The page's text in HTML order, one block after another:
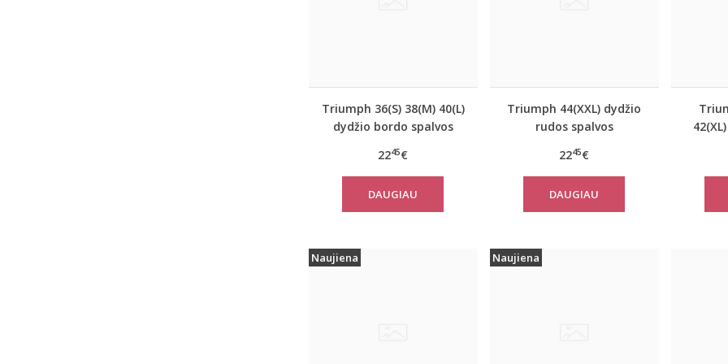
Triumph 36(S) 38(M) 40(L)
dydžio bordo spalvos
Climate Control LSL Top
Turtle Neck
2245€
DAUGIAU
Triumph 44(XXL) dydžio
rudos spalvos
Climate Control LSL Top
Turtle Neck
2245€
DAUGIAU
Naujiena Naujiena